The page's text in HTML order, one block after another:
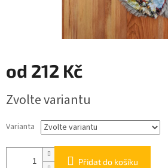
od 212 Kč
cena:
Zvolte variantu
Varianta
Přidat do košíku